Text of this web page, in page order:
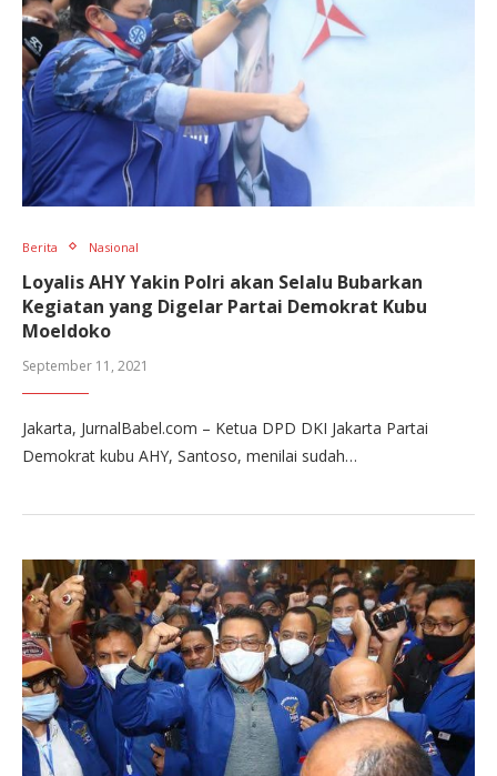
Berita Nasional
Loyalis AHY Yakin Polri akan Selalu Bubarkan
Kegiatan yang Digelar Partai Demokrat Kubu
Moeldoko
September 11, 2021
Jakarta, JurnalBabel.com – Ketua DPD DKI Jakarta Partai
Demokrat kubu AHY, Santoso, menilai sudah…